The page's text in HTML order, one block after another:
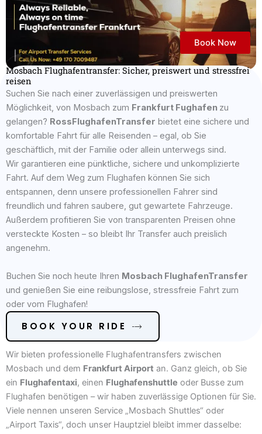
Book Now
Mosbach Flughafentransfer: Sicher, preiswert und stressfrei
reisen
Suchen Sie nach einer zuverlässigen und preiswerten
Möglichkeit, von Mosbach zum Frankfurt Fughafen zu
gelangen? RossFlughafenTransfer bietet eine sichere und
komfortable Fahrt für alle Reisenden – egal, ob Sie
geschäftlich, mit der Familie oder allein unterwegs sind.
Wir garantieren eine pünktliche, sichere und unkomplizierte
Fahrt. Auf dem Weg zum Flughafen können Sie sich
entspannen, denn unsere professionellen Fahrer sind
freundlich und fahren saubere, gut gewartete Fahrzeuge.
Außerdem profitieren Sie von transparenten Preisen ohne
versteckte Kosten – so bleibt Ihr Transfer auch preislich
angenehm.
Buchen Sie noch heute Ihren Mosbach FlughafenTransfer
und genießen Sie eine reibungslose, stressfreie Fahrt zum
oder vom Flughafen!
BOOK YOUR RIDE
Wir bieten professionelle Flughafentransfers zwischen
Mosbach und dem Frankfurt Airport an. Ganz gleich, ob Sie
ein Flughafentaxi, einen Flughafenshuttle oder Busse zum
Flughafen benötigen – wir haben zuverlässige Optionen für Sie.
Viele nennen unseren Service „Mosbach Shuttles“ oder
„Airport Taxis“, doch unser Hauptziel bleibt immer dasselbe: